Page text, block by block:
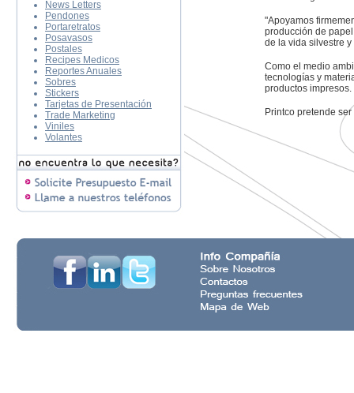
News Letters
Pendones
Portaretratos
Posavasos
Postales
Recipes Medicos
Reportes Anuales
Sobres
Stickers
Tarjetas de Presentación
Trade Marketing
Viniles
Volantes
"Apoyamos
producción de
de la vida silvestre
Como el medio
tecnologías y
productos impresos.
Printco pretende